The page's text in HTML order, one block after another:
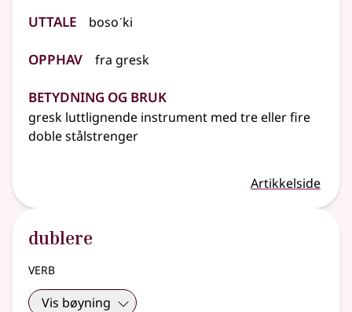
Uttale bosoˊki
Opphav fra gresk
Betydning og bruk
gresk luttlignende instrument med treellerfire
doble stålstrenger
Artikkelside
dublere
verb
Vis bøyning